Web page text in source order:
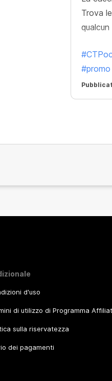
Trova
#promo
d'uso
di utilizzo di Programma
sulla riservatezza
dei pagamenti